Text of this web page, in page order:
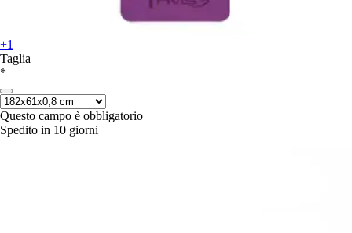
+1
Taglia
*
Questo campo è obbligatorio
Spedito in 10 giorni